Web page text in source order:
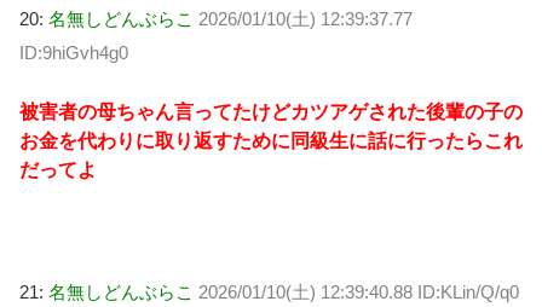
20: 名無しどんぶらこ 2026/01/10(土) 12:39:37.77
ID:9hiGvh4g0
被害者の母ちゃん言ってたけどカツアゲされた後輩の子の
お金を代わりに取り返すために同級生に話に行ったらこれ
だってよ
21: 名無しどんぶらこ 2026/01/10(土) 12:39:40.88 ID:KLin/Q/q0